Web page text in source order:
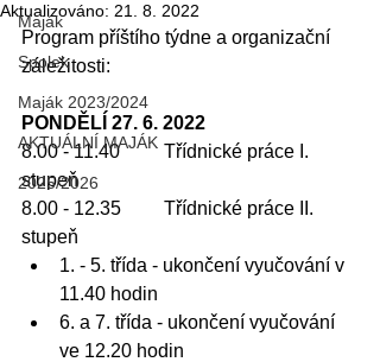
Maják
Spolek
Maják 2023/2024
AKTUÁLNÍ MAJÁK
2025/2026
Aktualizováno: 21. 8. 2022
Program příštího týdne a organizační
záležitosti:
PONDĚLÍ 27. 6. 2022
8.00 - 11.40 	Třídnické práce I.
stupeň
8.00 - 12.35	Třídnické práce II.
stupeň
1. - 5. třída - ukončení vyučování v
11.40 hodin
6. a 7. třída - ukončení vyučování
ve 12.20 hodin